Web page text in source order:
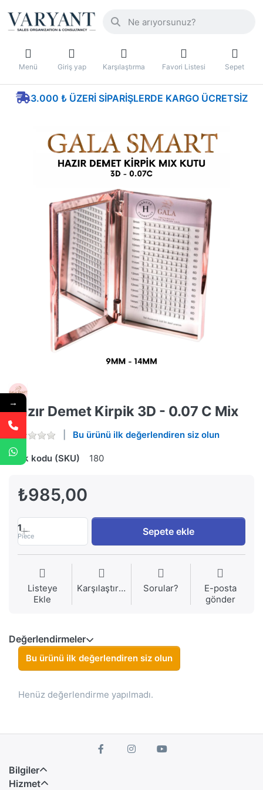
Menü Giriş yap Karşılaştırma Favori Listesi Sepet
3.000 ₺ ÜZERI SIPARIŞLERDE KARGO ÜCRETSIZ
Hazır Demet Kirpik 3D - 0.07 C Mix
Bu ürünü ilk değerlendiren siz olun
Stok kodu (SKU) 180
₺985,00
1
Piece Sepete ekle
Listeye
Ekle
Karşılaştırma Sorular?
E-posta
gönder
Değerlendirmeler
Bu ürünü ilk değerlendiren siz olun
Henüz değerlendirme yapılmadı.
Bilgiler
Hizmet
→